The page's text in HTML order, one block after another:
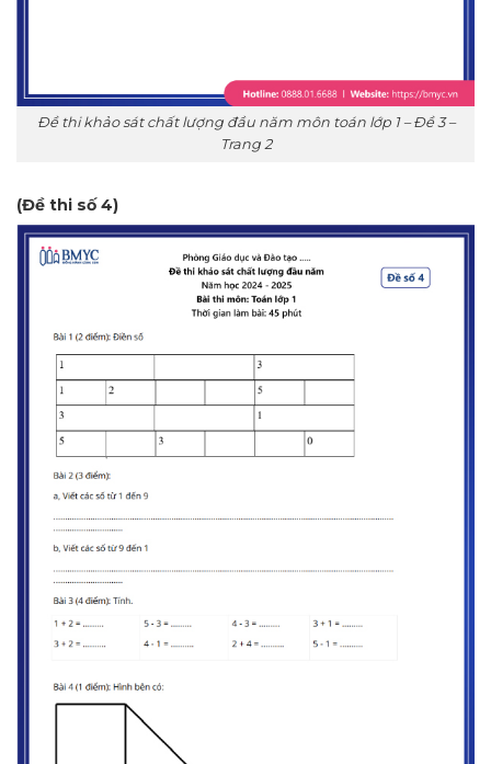
Đề thi khảo sát chất lượng đầu năm môn toán lớp 1 – Đề 3 –
Trang 2
(Đề thi số 4)